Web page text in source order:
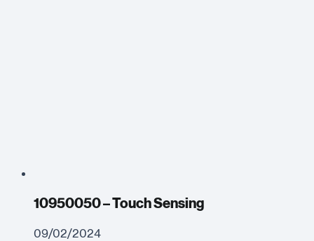
10950050 – Touch Sensing
09/02/2024